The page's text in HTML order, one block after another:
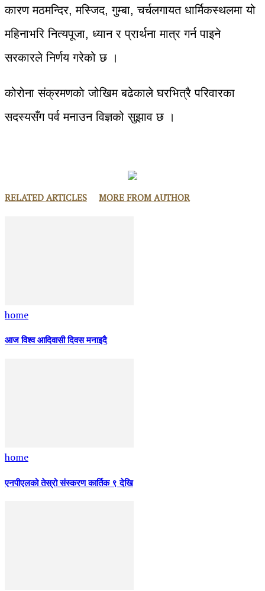
कारण मठमन्दिर, मस्जिद, गुम्बा, चर्चलगायत धार्मिकस्थलमा यो
महिनाभरि नित्यपूजा, ध्यान र प्रार्थना मात्र गर्न पाइने
सरकारले निर्णय गरेको छ ।
कोरोना संक्रमणकाे जोखिम बढेकाले घरभित्रै परिवारका
सदस्यसँग पर्व मनाउन विज्ञको सुझाव छ ।
RELATED ARTICLES MORE FROM AUTHOR
home
आज विश्व आदिवासी दिवस मनाइदै
home
एनपीएलको तेस्रो संस्करण कार्तिक ९ देखि